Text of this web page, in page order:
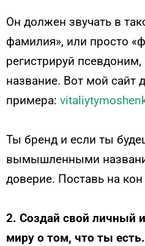
Он должен звучать в
фамилия», или просто
регистрируй
название. Вот мой сайт
примера:
Ты бренд и если ты
вымышленными
доверие. Поставь на
2. Создай свой личный
миру о том, что ты есть.